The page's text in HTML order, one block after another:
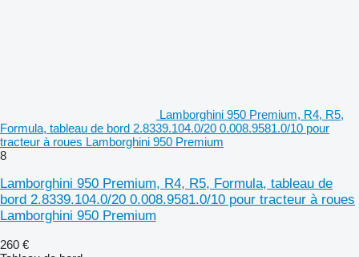
Lamborghini 950 Premium, R4, R5,
Formula, tableau de bord 2.8339.104.0/20 0.008.9581.0/10 pour
tracteur à roues Lamborghini 950 Premium
8
Lamborghini 950 Premium, R4, R5, Formula, tableau de
bord 2.8339.104.0/20 0.008.9581.0/10 pour tracteur à roues
Lamborghini 950 Premium
260 €